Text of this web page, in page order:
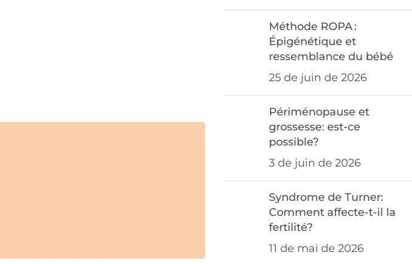
Méthode ROPA :
Épigénétique et
ressemblance du bébé
25 de juin de 2026
Périménopause et
grossesse: est-ce
possible?
3 de juin de 2026
Syndrome de Turner:
Comment affecte-t-il la
fertilité?
11 de mai de 2026